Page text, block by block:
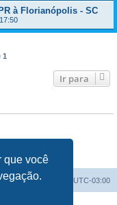
que você
à Florianópolis - SC
1
Ir para
os horários são UTC-03:00